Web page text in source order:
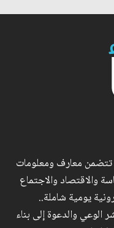
تتضمن معارف ومعلومات
والاقتصاد والاجتماع
يومية شاملة..
والدعوة إلى بناء